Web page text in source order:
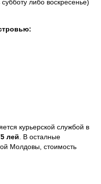
либо воскресенье)
курьерской службой в
лей . В осталные
Молдовы, стоимость